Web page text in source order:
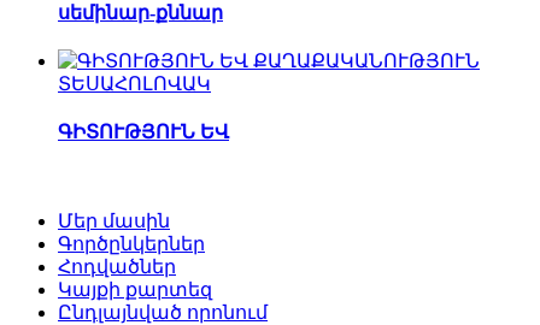
սեմինար-քննար
ՏԵՍԱՀՈԼՈՎԱԿ
ԳԻՏՈՒԹՅՈՒՆ ԵՎ
Մեր մասին
Գործընկերներ
Հոդվածներ
Կայքի քարտեզ
Ընդլայնված որոնում